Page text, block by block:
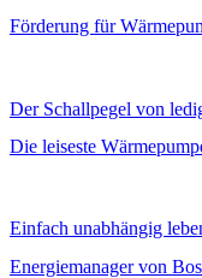
Förderung für
Der Schallpegel von
Die leiseste
Einfach unabhängig
Energiemanager von